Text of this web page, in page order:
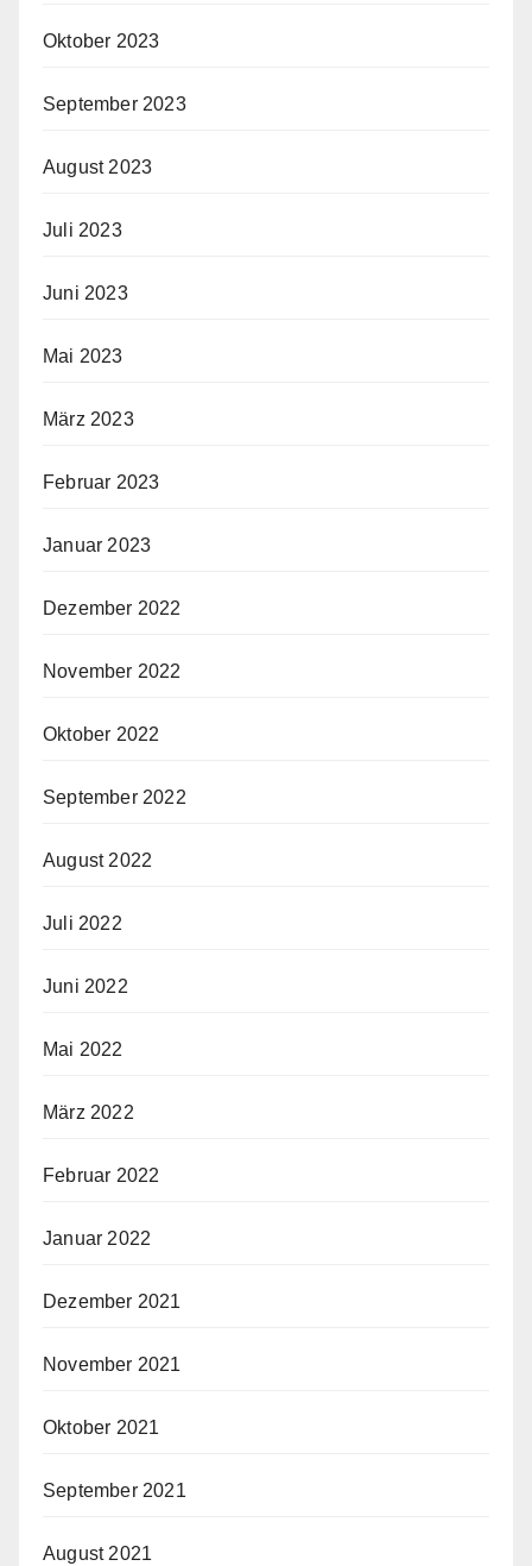
Oktober 2023
September 2023
August 2023
Juli 2023
Juni 2023
Mai 2023
März 2023
Februar 2023
Januar 2023
Dezember 2022
November 2022
Oktober 2022
September 2022
August 2022
Juli 2022
Juni 2022
Mai 2022
März 2022
Februar 2022
Januar 2022
Dezember 2021
November 2021
Oktober 2021
September 2021
August 2021